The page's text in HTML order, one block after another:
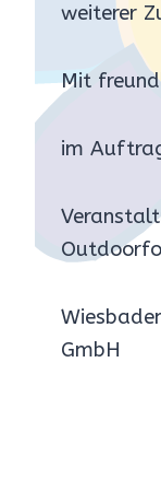
weiterer
Mit
im
GmbH